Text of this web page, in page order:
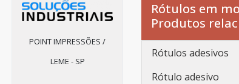
POINT IMPRESSÕES /
LEME - SP
Rótulos em
Produtos
Rótulos adesivos
Rótulo adesivo